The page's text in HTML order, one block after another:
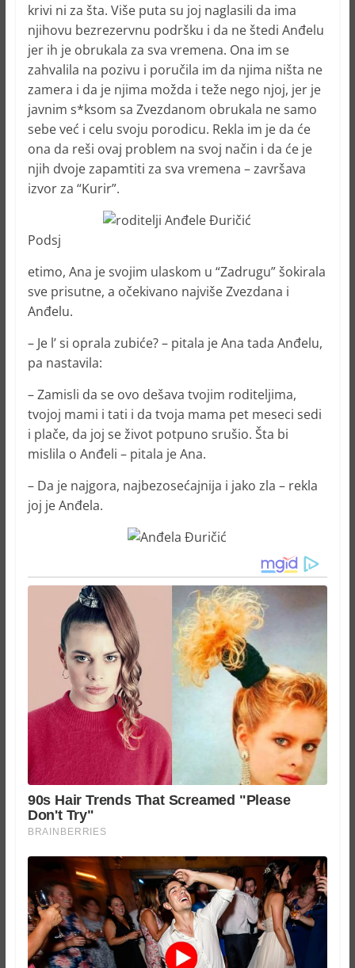
krivi ni za šta. Više puta su joj naglasili da ima
njihovu bezrezervnu podršku i da ne štedi Anđelu
jer ih je obrukala za sva vremena. Ona im se
zahvalila na pozivu i poručila im da njima ništa ne
zamera i da je njima možda i teže nego njoj, jer je
javnim s*ksom sa Zvezdanom obrukala ne samo
sebe već i celu svoju porodicu. Rekla im je da će
ona da reši ovaj problem na svoj način i da će je
njih dvoje zapamtiti za sva vremena – završava
izvor za “Kurir”.
Podsj
etimo, Ana je svojim ulaskom u “Zadrugu” šokirala
sve prisutne, a očekivano najviše Zvezdana i
Anđelu.
– Je l’ si oprala zubiće? – pitala je Ana tada Anđelu,
pa nastavila:
– Zamisli da se ovo dešava tvojim roditeljima,
tvojoj mami i tati i da tvoja mama pet meseci sedi
i plače, da joj se život potpuno srušio. Šta bi
mislila o Anđeli – pitala je Ana.
– Da je najgora, najbezosećajnija i jako zla – rekla
joj je Anđela.